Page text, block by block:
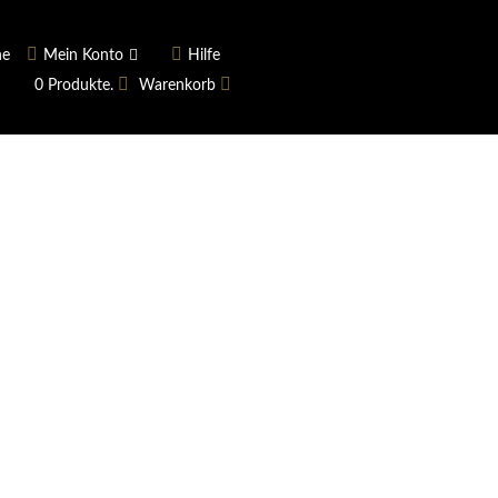
Mein Konto
Anmelden
Hilfe
0 Produkte.
Warenkorb